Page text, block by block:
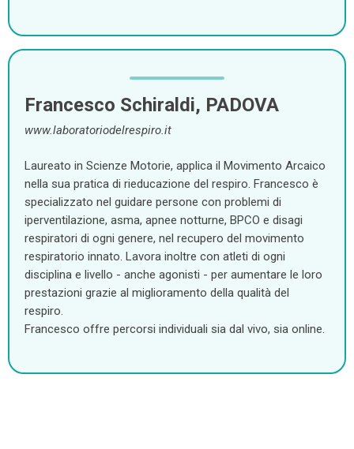
Francesco Schiraldi, PADOVA
www.laboratoriodelrespiro.it
Laureato in Scienze Motorie, applica il Movimento Arcaico
nella sua pratica di rieducazione del respiro. Francesco è
specializzato nel guidare persone con problemi di
iperventilazione, asma, apnee notturne, BPCO e disagi
respiratori di ogni genere, nel recupero del movimento
respiratorio innato. Lavora inoltre con atleti di ogni
disciplina e livello - anche agonisti - per aumentare le loro
prestazioni grazie al miglioramento della qualità del
respiro.
Francesco offre percorsi individuali sia dal vivo, sia online.